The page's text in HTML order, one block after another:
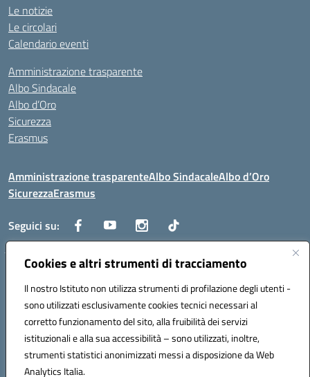
Cookies e altri strumenti di tracciamento
Il nostro Istituto non utilizza strumenti di profilazione degli utenti -
sono utilizzati esclusivamente cookies tecnici necessari al
corretto funzionamento del sito, alla fruibilità dei servizi
istituzionali e alla sua accessibilità – sono utilizzati, inoltre,
strumenti statistici anonimizzati messi a disposizione da Web
Analytics Italia.
Le notizie
Le circolari
Calendario eventi
Amministrazione trasparente
Albo Sindacale
Albo d’Oro
Sicurezza
Erasmus
Amministrazione trasparenteAlbo SindacaleAlbo d’Oro
SicurezzaErasmus
Seguici su:
Centralino:0885.426034 Email:FGTD02000P@istruzione.it
Posta elettronica certificata (PEC):fgtd02000p@pec.istruzione.it
Codice fiscale: 81002930717
Codice meccanografico:FGTD02000P
Codice unico di fatturazione (CUF): UFUN7Y